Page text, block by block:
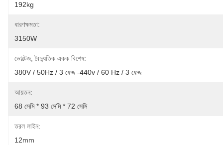
192kg
ধারণক্ষমতা:
3150W
ভোল্টেজ, বৈদ্যুতিক একক বিশেষ:
380V / 50Hz / 3 ফেজ -440v / 60 Hz / 3 ফেজ
আয়তন:
68 সেমি * 93 সেমি * 72 সেমি
তরল লাইন:
12mm